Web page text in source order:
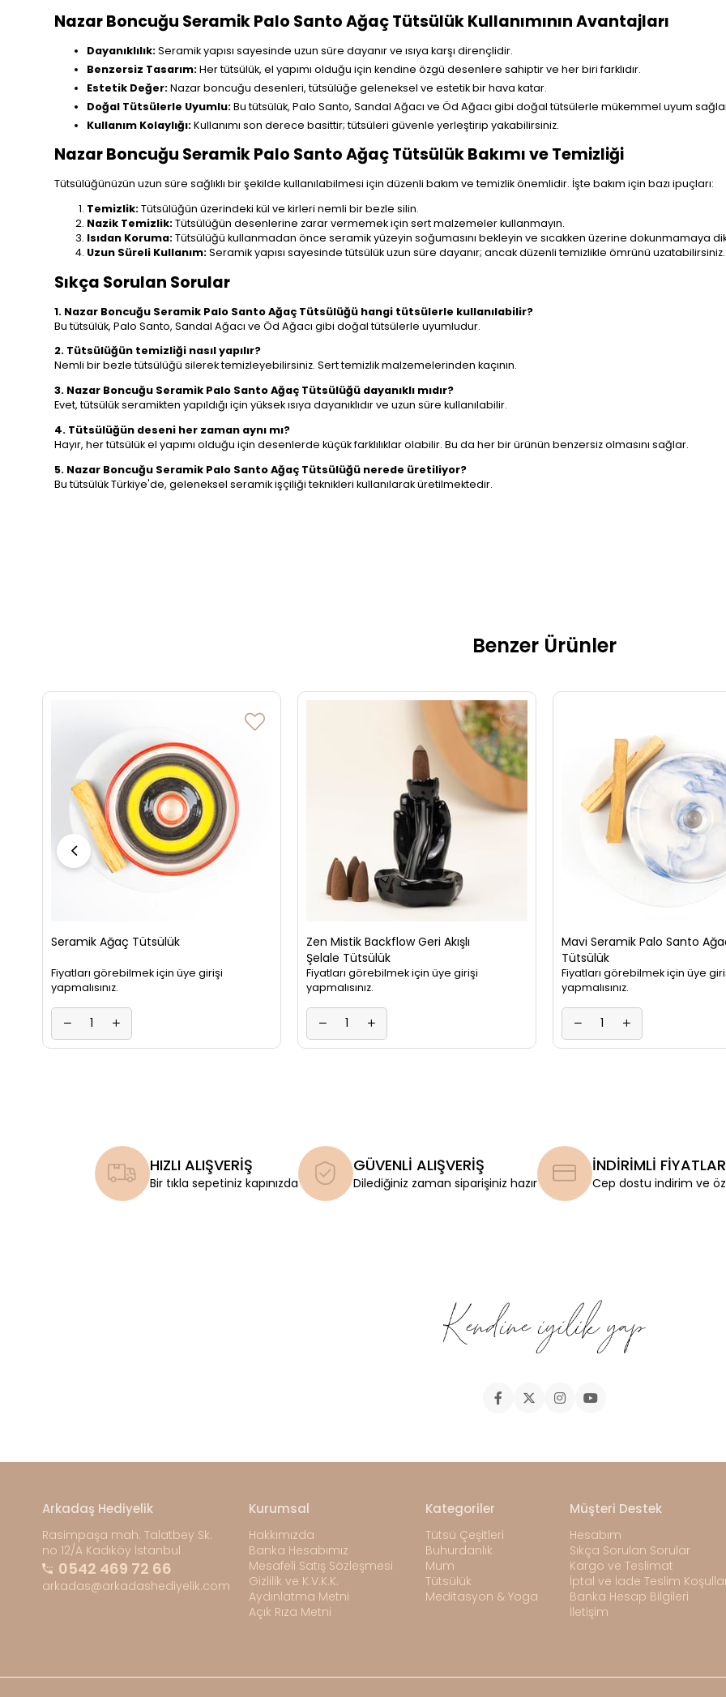
Nazar Boncuğu Seramik Palo Santo Ağaç Tütsülük Kullanımının Avantajları
Dayanıklılık:Seramik yapısı sayesinde uzun süre dayanır ve ısıya karşı dirençlidir.
Benzersiz Tasarım:Her tütsülük, el yapımı olduğu için kendine özgü desenlere sahiptir ve her biri farklıdır.
Estetik Değer:Nazar boncuğu desenleri, tütsülüğe geleneksel ve estetik bir hava katar.
Doğal Tütsülerle Uyumlu:Bu tütsülük, Palo Santo, Sandal Ağacı ve Öd Ağacı gibi doğal tütsülerle mükemmel uyum
Kullanım Kolaylığı:Kullanımı son derece basittir; tütsüleri güvenle yerleştirip yakabilirsiniz.
Nazar Boncuğu Seramik Palo Santo Ağaç Tütsülük Bakımı ve Temizliği
Tütsülüğünüzün uzun süre sağlıklı bir şekilde kullanılabilmesi için düzenli bakım ve temizlik önemlidir. İşte bakım için bazı ipuçları:
Temizlik:Tütsülüğün üzerindeki kül ve kirleri nemli bir bezle silin.
Nazik Temizlik:Tütsülüğün desenlerine zarar vermemek için sert malzemeler kullanmayın.
Isıdan Koruma:Tütsülüğü kullanmadan önce seramik yüzeyin soğumasını bekleyin ve sıcakken üzerine dokunmamaya
Uzun Süreli Kullanım:Seramik yapısı sayesinde tütsülük uzun süre dayanır; ancak düzenli temizlikle ömrünü uzatabilirsiniz.
Sıkça Sorulan Sorular
1. Nazar Boncuğu Seramik Palo Santo Ağaç Tütsülüğü hangi tütsülerle kullanılabilir?
Bu tütsülük, Palo Santo, Sandal Ağacı ve Öd Ağacı gibi doğal tütsülerle uyumludur.
2. Tütsülüğün temizliği nasıl yapılır?
Nemli bir bezle tütsülüğü silerek temizleyebilirsiniz. Sert temizlik malzemelerinden kaçının.
3. Nazar Boncuğu Seramik Palo Santo Ağaç Tütsülüğü dayanıklı mıdır?
Evet, tütsülük seramikten yapıldığı için yüksek ısıya dayanıklıdır ve uzun süre kullanılabilir.
4. Tütsülüğün deseni her zaman aynı mı?
Hayır, her tütsülük el yapımı olduğu için desenlerde küçük farklılıklar olabilir. Bu da her bir ürünün benzersiz olmasını sağlar.
5. Nazar Boncuğu Seramik Palo Santo Ağaç Tütsülüğü nerede üretiliyor?
Bu tütsülük Türkiye'de, geleneksel seramik işçiliği teknikleri kullanılarak üretilmektedir.
Benzer Ürünler
Seramik Ağaç Tütsülük
Fiyatları görebilmek için üye girişi
yapmalısınız.
Zen Mistik Backflow Geri Akışlı
Şelale Tütsülük
Fiyatları görebilmek için üye girişi
yapmalısınız.
Mavi Seramik Palo Santo
Tütsülük
Fiyatları görebilmek için üye
yapmalısınız.
HIZLI ALIŞVERİŞ
Bir tıkla sepetiniz kapınızda
GÜVENLİ ALIŞVERİŞ
Dilediğiniz zaman siparişiniz hazır
İNDİRİMLİ FİYATLAR
Cep dostu indirim ve
Arkadaş Hediyelik
Rasimpaşa mah. Talatbey Sk.
no 12/A Kadıköy İstanbul
0542 469 72 66
arkadas@arkadashediyelik.com
Kurumsal
Hakkımızda
Banka Hesabımız
Mesafeli Satış Sözleşmesi
Gizlilik ve K.V.K.K.
Aydınlatma Metni
Açık Rıza Metni
Kategoriler
Tütsü Çeşitleri
Buhurdanlık
Mum
Tütsülük
Meditasyon & Yoga
Müşteri Destek
Hesabım
Sıkça Sorulan Sorular
Kargo ve Teslimat
İptal ve İade Teslim
Banka Hesap Bilgileri
İletişim